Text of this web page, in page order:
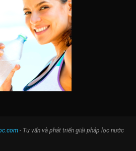
- Tư vấn và phát triển giải pháp lọc nước